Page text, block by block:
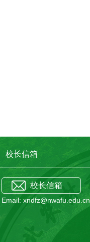
校长信箱
校长信箱
Email: xndfz@nwafu.edu.cn